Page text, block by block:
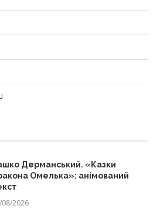
Дерманський. «Казки
Омелька»: анімований
08/2026